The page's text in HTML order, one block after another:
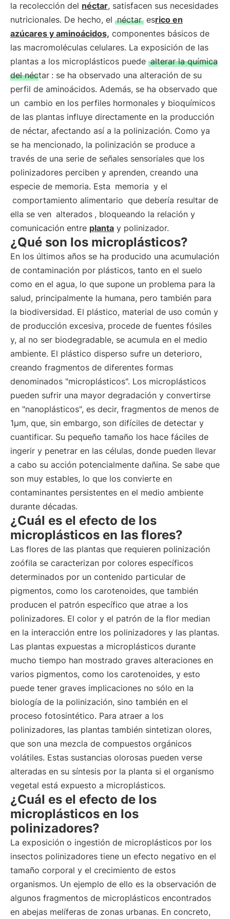
la recolección del néctar, satisfacen sus necesidades
nutricionales. De hecho, el néctar esrico en
azúcares y aminoácidos, componentes básicos de
las macromoléculas celulares. La exposición de las
plantas a los microplásticos puede alterar la química
del néctar : se ha observado una alteración de su
perfil de aminoácidos. Además, se ha observado que
un cambio en los perfiles hormonales y bioquímicos
de las plantas influye directamente en la producción
de néctar, afectando así a la polinización. Como ya
se ha mencionado, la polinización se produce a
través de una serie de señales sensoriales que los
polinizadores perciben y aprenden, creando una
especie de memoria. Esta memoria y el
comportamiento alimentario que debería resultar de
ella se ven alterados , bloqueando la relación y
comunicación entre planta y polinizador.
¿Qué son los microplásticos?
En los últimos años se ha producido una acumulación
de contaminación por plásticos, tanto en el suelo
como en el agua, lo que supone un problema para la
salud, principalmente la humana, pero también para
la biodiversidad. El plástico, material de uso común y
de producción excesiva, procede de fuentes fósiles
y, al no ser biodegradable, se acumula en el medio
ambiente. El plástico disperso sufre un deterioro,
creando fragmentos de diferentes formas
denominados "microplásticos". Los microplásticos
pueden sufrir una mayor degradación y convertirse
en "nanoplásticos", es decir, fragmentos de menos de
1μm, que, sin embargo, son difíciles de detectar y
cuantificar. Su pequeño tamaño los hace fáciles de
ingerir y penetrar en las células, donde pueden llevar
a cabo su acción potencialmente dañina. Se sabe que
son muy estables, lo que los convierte en
contaminantes persistentes en el medio ambiente
durante décadas.
¿Cuál es el efecto de los
microplásticos en las flores?
Las flores de las plantas que requieren polinización
zoófila se caracterizan por colores específicos
determinados por un contenido particular de
pigmentos, como los carotenoides, que también
producen el patrón específico que atrae a los
polinizadores. El color y el patrón de la flor median
en la interacción entre los polinizadores y las plantas.
Las plantas expuestas a microplásticos durante
mucho tiempo han mostrado graves alteraciones en
varios pigmentos, como los carotenoides, y esto
puede tener graves implicaciones no sólo en la
biología de la polinización, sino también en el
proceso fotosintético. Para atraer a los
polinizadores, las plantas también sintetizan olores,
que son una mezcla de compuestos orgánicos
volátiles. Estas sustancias olorosas pueden verse
alteradas en su síntesis por la planta si el organismo
vegetal está expuesto a microplásticos.
¿Cuál es el efecto de los
microplásticos en los
polinizadores?
La exposición o ingestión de microplásticos por los
insectos polinizadores tiene un efecto negativo en el
tamaño corporal y el crecimiento de estos
organismos. Un ejemplo de ello es la observación de
algunos fragmentos de microplásticos encontrados
en abejas melíferas de zonas urbanas. En concreto,